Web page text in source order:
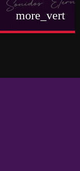
more_vert